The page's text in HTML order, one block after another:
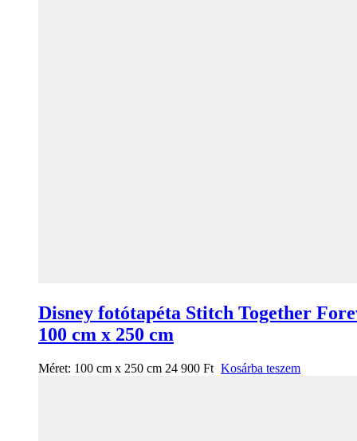
Disney fotótapéta Stitch Together
100 cm x 250 cm
Méret: 100 cm x 250 cm 24 900 Ft Kosárba teszem